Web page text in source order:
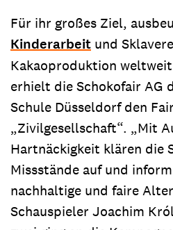
Für ihr großes Ziel,
Kinderarbeit und
Kakaoproduktion
erhielt die Schokofair AG
Schule Düsseldorf den
„Zivilgesellschaft“. „Mit
Hartnäckigkeit klären die
Missstände auf und
nachhaltige und faire
Schauspieler Joachim